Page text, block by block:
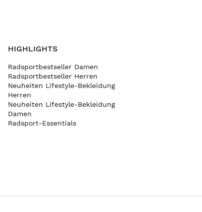
HIGHLIGHTS
Radsportbestseller Damen
Radsportbestseller Herren
Neuheiten Lifestyle-Bekleidung
Herren
Neuheiten Lifestyle-Bekleidung
Damen
Radsport-Essentials